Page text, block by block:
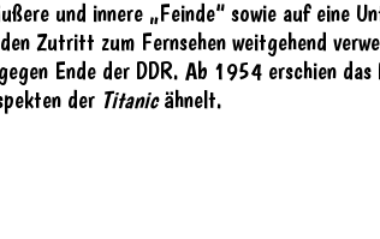
und innere „Feinde“ sowie auf eine
Zutritt zum Fernsehen weitgehend
Ende der DDR. Ab 1954 erschien das
der Titanicähnelt.